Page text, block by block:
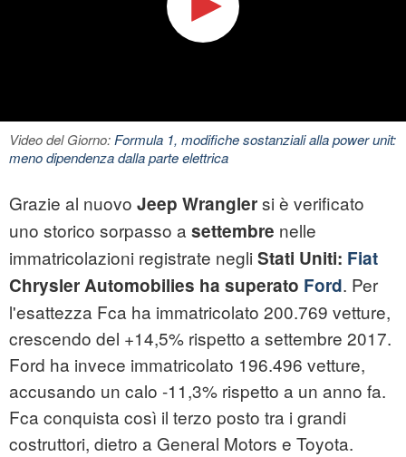
Video del Giorno:Formula 1, modifiche sostanziali alla power unit:
meno dipendenza dalla parte elettrica
Grazie al nuovo Jeep Wranglersi è verificato
uno storico sorpasso a settembre nelle
immatricolazioni registrate negli Stati Uniti: Fiat
Chrysler Automobilies ha superato Ford. Per
l'esattezza Fca ha immatricolato 200.769 vetture,
crescendo del +14,5% rispetto a settembre 2017.
Ford ha invece immatricolato 196.496 vetture,
accusando un calo -11,3% rispetto a un anno fa.
Fca conquista così il terzo posto tra i grandi
costruttori, dietro a General Motors e Toyota.